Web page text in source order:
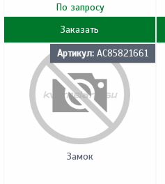
По запросу
Заказать
Артикул: AC85821661
Замок